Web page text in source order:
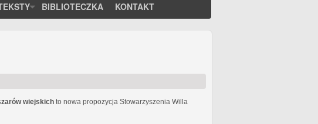
BIBLIOTECZKA KONTAKT
wiejskich to nowa propozycja Stowarzyszenia Willa